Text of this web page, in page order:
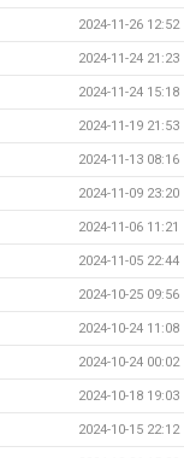
2024-11-26 12:52
2024-11-24 21:23
2024-11-24 15:18
2024-11-19 21:53
2024-11-13 08:16
2024-11-09 23:20
2024-11-06 11:21
2024-11-05 22:44
2024-10-25 09:56
2024-10-24 11:08
2024-10-24 00:02
2024-10-18 19:03
2024-10-15 22:12